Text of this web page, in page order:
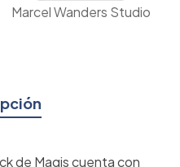
Marcel Wanders Studio
de Magis cuenta con